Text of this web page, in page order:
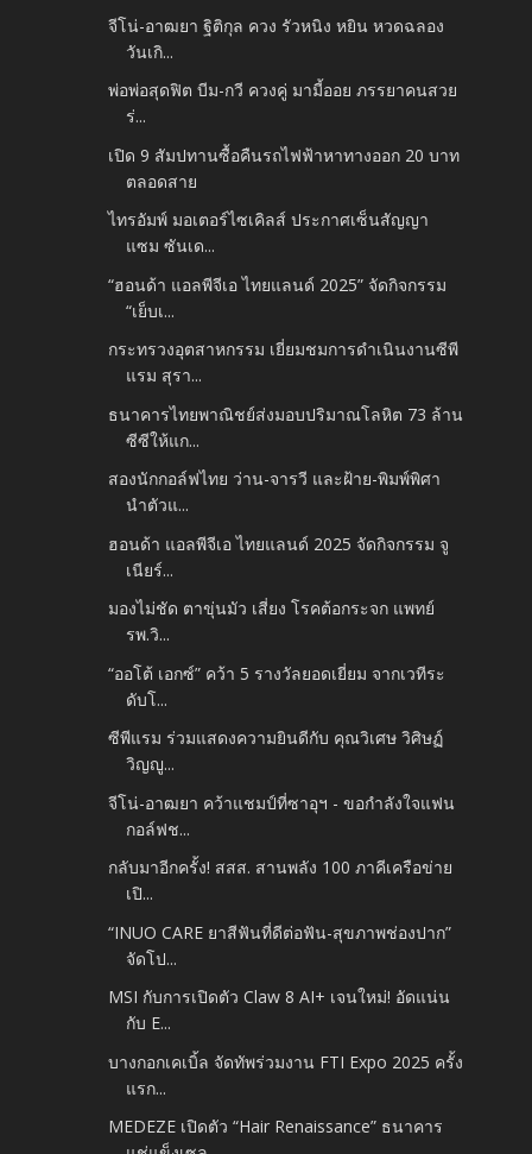
จีโน่-อาฒยา ฐิติกุล ควง รัวหนิง หยิน หวดฉลอง
วันเกิ...
พ่อพ่อสุดฟิต บีม-กวี ควงคู่ มามี้ออย ภรรยาคนสวย
ร่...
เปิด 9 สัมปทานซื้อคืนรถไฟฟ้าหาทางออก 20 บาท
ตลอดสาย
ไทรอัมพ์ มอเตอร์ไซเคิลส์ ประกาศเซ็นสัญญา
แซม ซันเด...
“ฮอนด้า แอลพีจีเอ ไทยแลนด์ 2025” จัดกิจกรรม
“เย็บเ...
กระทรวงอุตสาหกรรม เยี่ยมชมการดำเนินงานซีพี
แรม สุรา...
ธนาคารไทยพาณิชย์ส่งมอบปริมาณโลหิต 73 ล้าน
ซีซีให้แก...
สองนักกอล์ฟไทย ว่าน-จารวี และฝ้าย-พิมพ์พิศา
นำตัวแ...
ฮอนด้า แอลพีจีเอ ไทยแลนด์ 2025 จัดกิจกรรม จู
เนียร์...
มองไม่ชัด ตาขุ่นมัว เสี่ยง โรคต้อกระจก แพทย์
รพ.วิ...
“ออโต้ เอกซ์” คว้า 5 รางวัลยอดเยี่ยม จากเวทีระ
ดับโ...
ซีพีแรม ร่วมแสดงความยินดีกับ คุณวิเศษ วิศิษฏ์
วิญญู...
จีโน่-อาฒยา คว้าแชมป์ที่ซาอุฯ - ขอกำลังใจแฟน
กอล์ฟช...
กลับมาอีกครั้ง! สสส. สานพลัง 100 ภาคีเครือข่าย
เปิ...
“INUO CARE ยาสีฟันที่ดีต่อฟัน-สุขภาพช่องปาก”
จัดโป...
MSI กับการเปิดตัว Claw 8 AI+ เจนใหม่! อัดแน่น
กับ E...
บางกอกเคเบิ้ล จัดทัพร่วมงาน FTI Expo 2025 ครั้ง
แรก...
MEDEZE เปิดตัว “Hair Renaissance” ธนาคาร